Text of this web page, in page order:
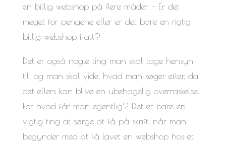
en billig webshop på flere måder. – Er det
meget for pengene eller er det bare en rigtig
billig webshop i alt?
Det er også nogle ting man skal tage hensyn
til, og man skal vide, hvad man søger efter, da
det ellers kan blive en ubehagelig overraskelse.
For hvad får man egentlig? Det er bare en
vigtig ting at sørge at få på skrift, når man
begynder med at få lavet en webshop hos et